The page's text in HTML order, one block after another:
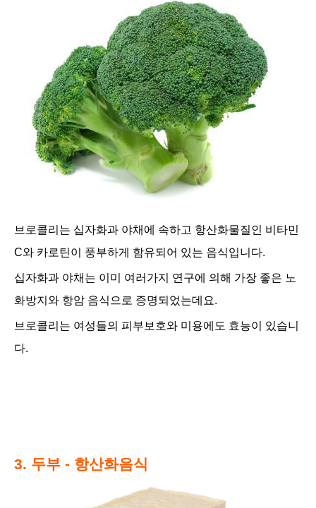
브로콜리는 십자화과 야채 에 속하고 항산화물질인 비타민
C와 카로틴이 풍부하게 함유되어 있는 음식입니다.
십자화과 야채는 이미 여러가지 연구에 의해 가장 좋은 노
화방지와 항암 음식으로 증명되었는데요.
브로콜리는 여성들의 피부보호와 미용에도 효능이 있습니
다.
3. 두부 - 항산화음식